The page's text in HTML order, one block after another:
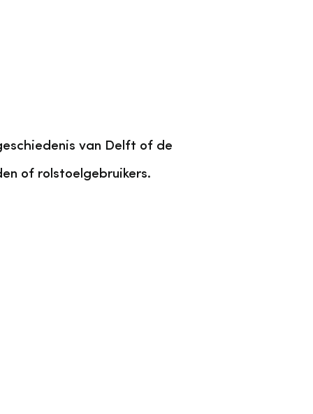
van Delft of de
of rolstoelgebruikers.